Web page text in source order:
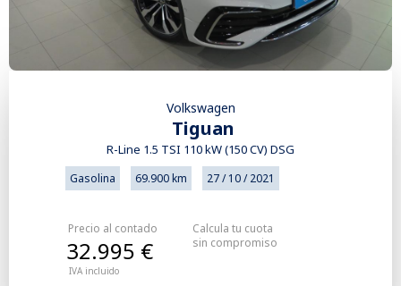
Volkswagen
Tiguan
R-Line 1.5 TSI 110 kW (150 CV) DSG
Gasolina 69.900 km 27 / 10 / 2021
Precio al contado
IVA incluido
32.995 €
Calcula tu cuota
sin compromiso